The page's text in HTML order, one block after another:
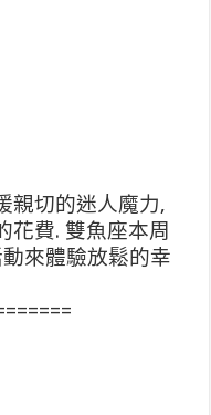
親切的迷人魔力,
花費. 雙魚座本周
來體驗放鬆的幸